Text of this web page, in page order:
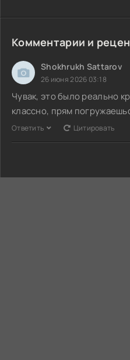
Комментарии и
Shokhrukh Sattarov
26 июня 2026 03:18
Чувак, это было реально
классно, прям
Ответить Цитировать